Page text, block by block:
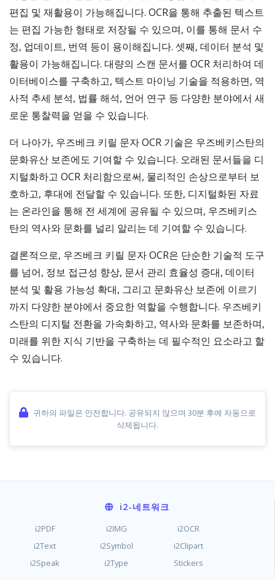
편집 및 재활용이 가능해집니다. OCR을 통해 추출된 텍스트
는 편집 가능한 형태로 저장될 수 있으며, 이를 통해 문서 수
정, 업데이트, 번역 등이 용이해집니다. 셋째, 데이터 분석 및
활용이 가능해집니다. 대량의 스캔 문서를 OCR 처리하여 데
이터베이스를 구축하고, 텍스트 마이닝 기술을 적용하면, 역
사적 추세 분석, 법률 해석, 언어 연구 등 다양한 분야에서 새
로운 통찰력을 얻을 수 있습니다.
더 나아가, 우즈베크 키릴 문자 OCR 기술은 우즈베키스탄의
문화유산 보존에도 기여할 수 있습니다. 오래된 문서들을 디
지털화하고 OCR 처리함으로써, 물리적인 손상으로부터 보
호하고, 후대에 전달할 수 있습니다. 또한, 디지털화된 자료
는 온라인을 통해 전 세계에 공유될 수 있으며, 우즈베키스
탄의 역사와 문화를 널리 알리는 데 기여할 수 있습니다.
결론적으로, 우즈베크 키릴 문자 OCR은 단순한 기술적 도구
를 넘어, 정보 접근성 향상, 문서 관리 효율성 증대, 데이터
분석 및 활용 가능성 확대, 그리고 문화유산 보존에 이르기
까지 다양한 분야에서 중요한 역할을 수행합니다. 우즈베키
스탄의 디지털 전환을 가속화하고, 역사와 문화를 보존하며,
미래를 위한 지식 기반을 구축하는 데 필수적인 요소라고 할
수 있습니다.
귀하의 파일은 안전합니다. 공유되지 않으며 30분 후에 자동으로
삭제됩니다.
i2-네트워크
i2PDF i2IMG
i2OCR
i2Text
i2Symbol
i2Clipart
i2Speak
i2Type Stickers